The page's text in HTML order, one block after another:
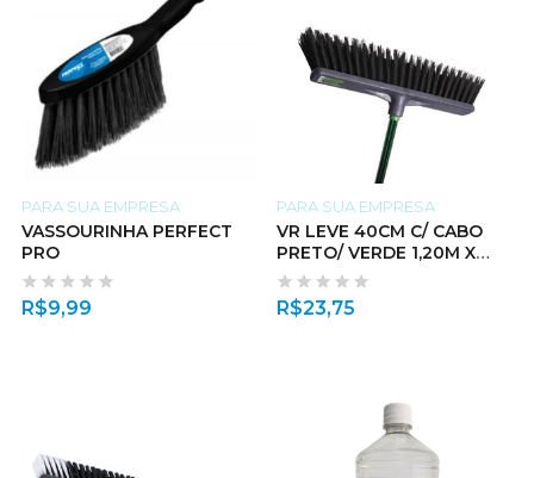
PARA SUA EMPRESA
VASSOURINHA PERFECT
PRO
R$9,99
PARA SUA EMPRESA
VR LEVE 40CM C/ CABO
PRETO/ VERDE 1,20M X
22MM
R$23,75